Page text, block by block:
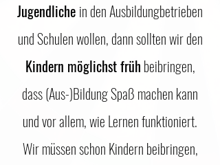
Jugendliche in den Ausbildungbetrieben
und Schulen wollen, dann sollten wir den
Kindern möglichst früh beibringen,
dass (Aus-)Bildung Spaß machen kann
und vor allem, wie Lernen funktioniert.
Wir müssen schon Kindern beibringen,